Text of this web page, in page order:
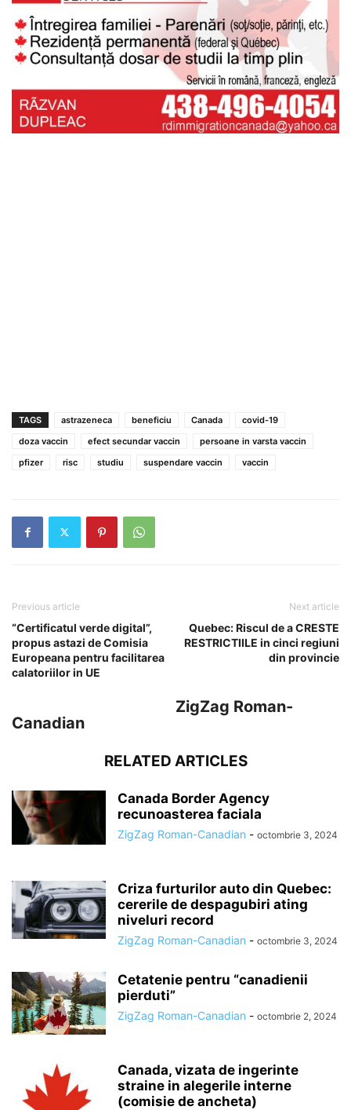
TAGS astrazeneca beneficiu Canada
covid-19
doza vaccin
efect secundar vaccin
persoane in varsta vaccin
pfizer
risc studiu suspendare vaccin vaccin
Previous article
“Certificatul verde digital”,
propus astazi de Comisia
Europeana pentru facilitarea
calatoriilor in UE
Next article
Quebec: Riscul de a CRESTE
RESTRICTIILE in cinci regiuni
din provincie
ZigZag Roman-
Canadian
RELATED ARTICLES
Canada Border Agency
recunoasterea faciala
ZigZag Roman-Canadian - octombrie 3, 2024
Criza furturilor auto din Quebec:
cererile de despagubiri ating
niveluri record
ZigZag Roman-Canadian - octombrie 3, 2024
Cetatenie pentru “canadienii
pierduti”
ZigZag Roman-Canadian - octombrie 2, 2024
Canada, vizata de ingerinte
straine in alegerile interne
(comisie de ancheta)